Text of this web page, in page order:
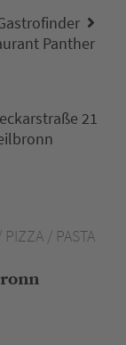
Panther
PIZZA / PASTA
21